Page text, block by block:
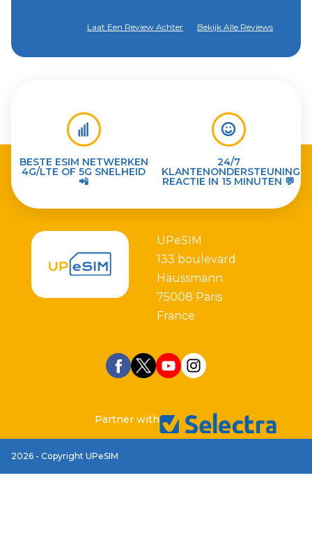
Laat Een Review Achter Bekijk Alle Reviews
BESTE ESIM NETWERKEN
4G/LTE OF 5G SNELHEID
📲
24/7
KLANTENONDERSTEUNING
REACTIE IN 15 MINUTEN 💬
UPeSIM
133 boulevard
Haussmann
75008 Paris
France
Partner with
2026 - Copyright UPeSIM